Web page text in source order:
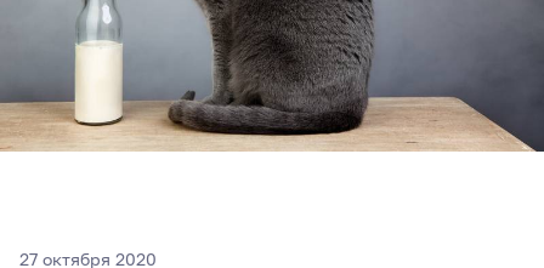
27 октября 2020